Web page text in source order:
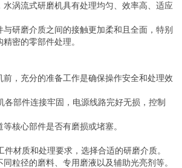
水涡流式研磨机具有处理均匀、效率高、适应
与研磨介质之间的接触更加柔和且全面，特别
密的零部件处理。
前，充分的准备工作是确保操作安全和处理效
各部件连接牢固，电源线路完好无损，控制
核心部件是否有磨损或堵塞。
件材质和处理要求，选择合适的研磨介质。
粒径的磨料、专用磨液以及辅助光亮剂等。